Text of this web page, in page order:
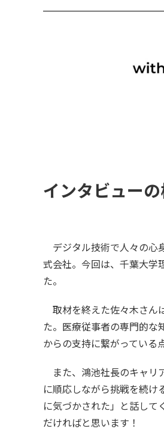
インタビュー
デジタル技術で人々の心
式会社。今回は、千葉大学
た。
取材を終えた佐々木さん
た。医療従事者の専門的な
からの支持に繋がっている
また、鴻池社長のキャリ
に順応しながら挑戦を続け
に気づかされた」と話して
だければと思います！